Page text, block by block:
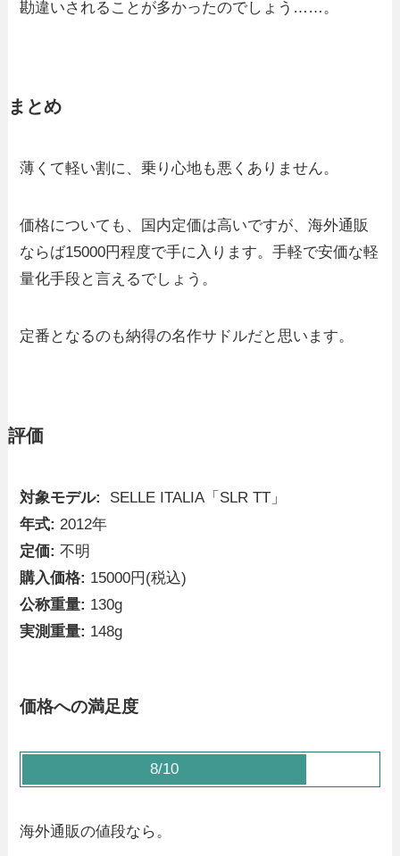
勘違いされることが多かったのでしょう……。
まとめ
薄くて軽い割に、乗り心地も悪くありません。
価格についても、国内定価は高いですが、海外通販
ならば15000円程度で手に入ります。手軽で安価な軽
量化手段と言えるでしょう。
定番となるのも納得の名作サドルだと思います。
評価
対象モデル:
SELLE ITALIA「SLR TT」
年式: 2012年
定価: 不明
購入価格: 15000円(税込)
公称重量: 130g
実測重量: 148g
価格への満足度
8/10
海外通販の値段なら。